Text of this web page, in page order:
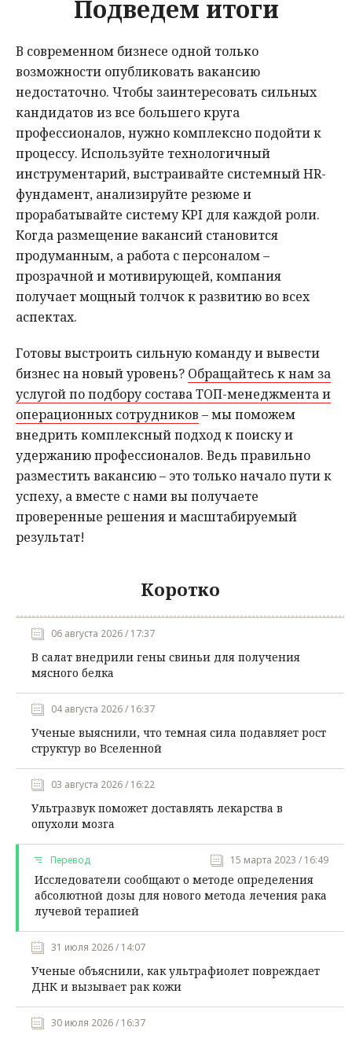
Подведем итоги
В современном бизнесе одной только
возможности опубликовать вакансию
недостаточно. Чтобы заинтересовать сильных
кандидатов из все большего круга
профессионалов, нужно комплексно подойти к
процессу. Используйте технологичный
инструментарий, выстраивайте системный HR-
фундамент, анализируйте резюме и
прорабатывайте систему KPI для каждой роли.
Когда размещение вакансий становится
продуманным, а работа с персоналом –
прозрачной и мотивирующей, компания
получает мощный толчок к развитию во всех
аспектах.
Готовы выстроить сильную команду и вывести
бизнес на новый уровень? Обращайтесь к нам за
услугой по подбору состава ТОП-менеджмента и
операционных сотрудников – мы поможем
внедрить комплексный подход к поиску и
удержанию профессионалов. Ведь правильно
разместить вакансию – это только начало пути к
успеху, а вместе с нами вы получаете
проверенные решения и масштабируемый
результат!
Коротко
06 августа 2026 / 17:37
В салат внедрили гены свиньи для получения
мясного белка
04 августа 2026 / 16:37
Ученые выяснили, что темная сила подавляет рост
структур во Вселенной
03 августа 2026 / 16:22
Ультразвук поможет доставлять лекарства в
опухоли мозга
Перевод 15 марта 2023 / 16:49
Исследователи сообщают о методе определения
абсолютной дозы для нового метода лечения рака
лучевой терапией
31 июля 2026 / 14:07
Ученые объяснили, как ультрафиолет повреждает
ДНК и вызывает рак кожи
30 июля 2026 / 16:37